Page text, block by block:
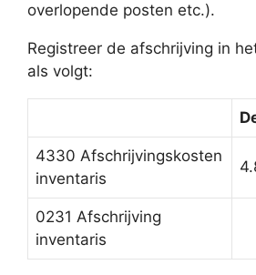
overlopende posten etc.).
Registreer de afschrijving in
als volgt:
4330 Afschrijvingskosten
inventaris
0231 Afschrijving
inventaris